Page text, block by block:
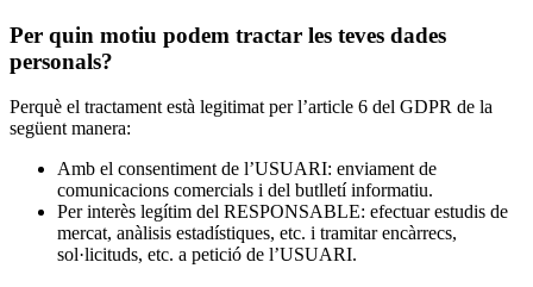
Per quin motiu podem tractar les teves dades
personals?
Perquè el tractament està legitimat per l’article 6 del GDPR de la
següent manera:
Amb el consentiment de l’USUARI: enviament de
comunicacions comercials i del butlletí informatiu.
Per interès legítim del RESPONSABLE: efectuar estudis de
mercat, anàlisis estadístiques, etc. i tramitar encàrrecs,
sol·licituds, etc. a petició de l’USUARI.